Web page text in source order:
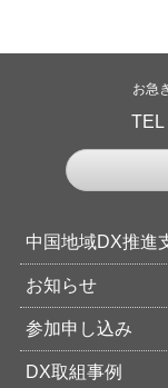
お急
TEL
中国地域DX推進
お知らせ
参加申し込み
DX取組事例